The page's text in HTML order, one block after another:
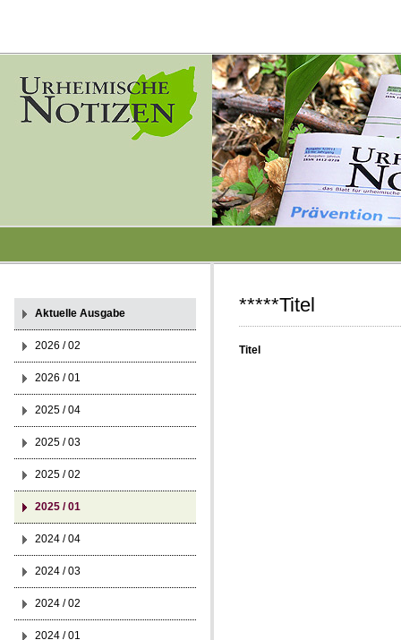
*****Titel
Titel
Aktuelle Ausgabe
2026 / 02
2026 / 01
2025 / 04
2025 / 03
2025 / 02
2025 / 01
2024 / 04
2024 / 03
2024 / 02
2024 / 01